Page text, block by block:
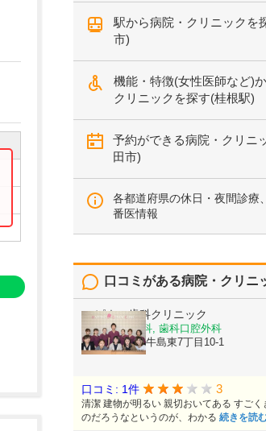
駅から病院・クリニックを
市)
機能・特徴(女性医師など)
クリニックを探す(桂根駅)
予約ができる病院・クリニ
田市)
各都道府県の休日・夜間診療
番医情報
口コミがある病院・クリニ
ハピネス歯科クリニック
歯科, 小児歯科, 歯科口腔外科
秋田県秋田市牛島東7丁目10-1
口コミ: 1件 3
清潔 建物が明るい 親切おいてある すごく
のだろうなというのが、わかる 続きを読